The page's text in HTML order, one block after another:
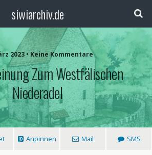
siwiarchiv.de
2023 • Keine Kommentare
Zum Westfälischen
Niederadel
Anpinnen Mail SMS